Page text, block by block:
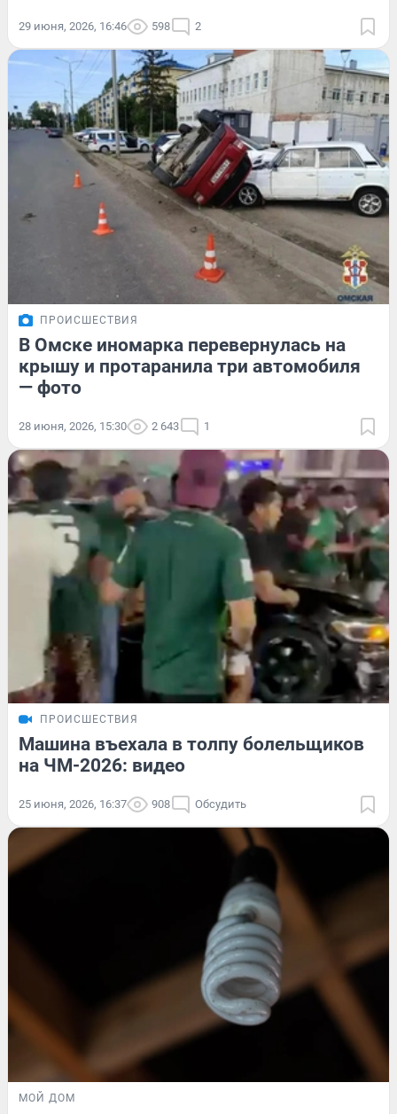
29 июня, 2026, 16:46 598 2
ПРОИСШЕСТВИЯ
В Омске иномарка перевернулась на
крышу и протаранила три автомобиля
— фото
28 июня, 2026, 15:30 2 643 1
ПРОИСШЕСТВИЯ
Машина въехала в толпу болельщиков
на ЧМ-2026: видео
25 июня, 2026, 16:37 908 Обсудить
МОЙ ДОМ